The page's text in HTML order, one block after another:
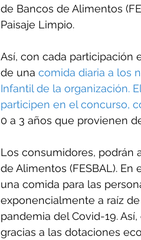
de Bancos de Alimentos
Paisaje Limpio.
Así, con cada participación
de una comida diaria a los
Infantil de la organización.
participen en el concurso,
0 a 3 años que provienen
Los consumidores, podrán
de Alimentos (FESBAL).
una comida para las
exponencialmente a raíz
pandemia del Covid-19.
gracias a las dotaciones